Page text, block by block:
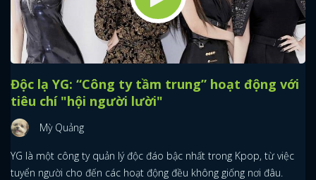
Độc lạ YG: “Công ty tầm trung” hoạt động với
tiêu chí "hội người lười"
Mỳ Quảng
YG là một công ty quản lý độc đáo bậc nhất trong Kpop, từ việc
tuyển người cho đến các hoạt động đều không giống nơi đâu.